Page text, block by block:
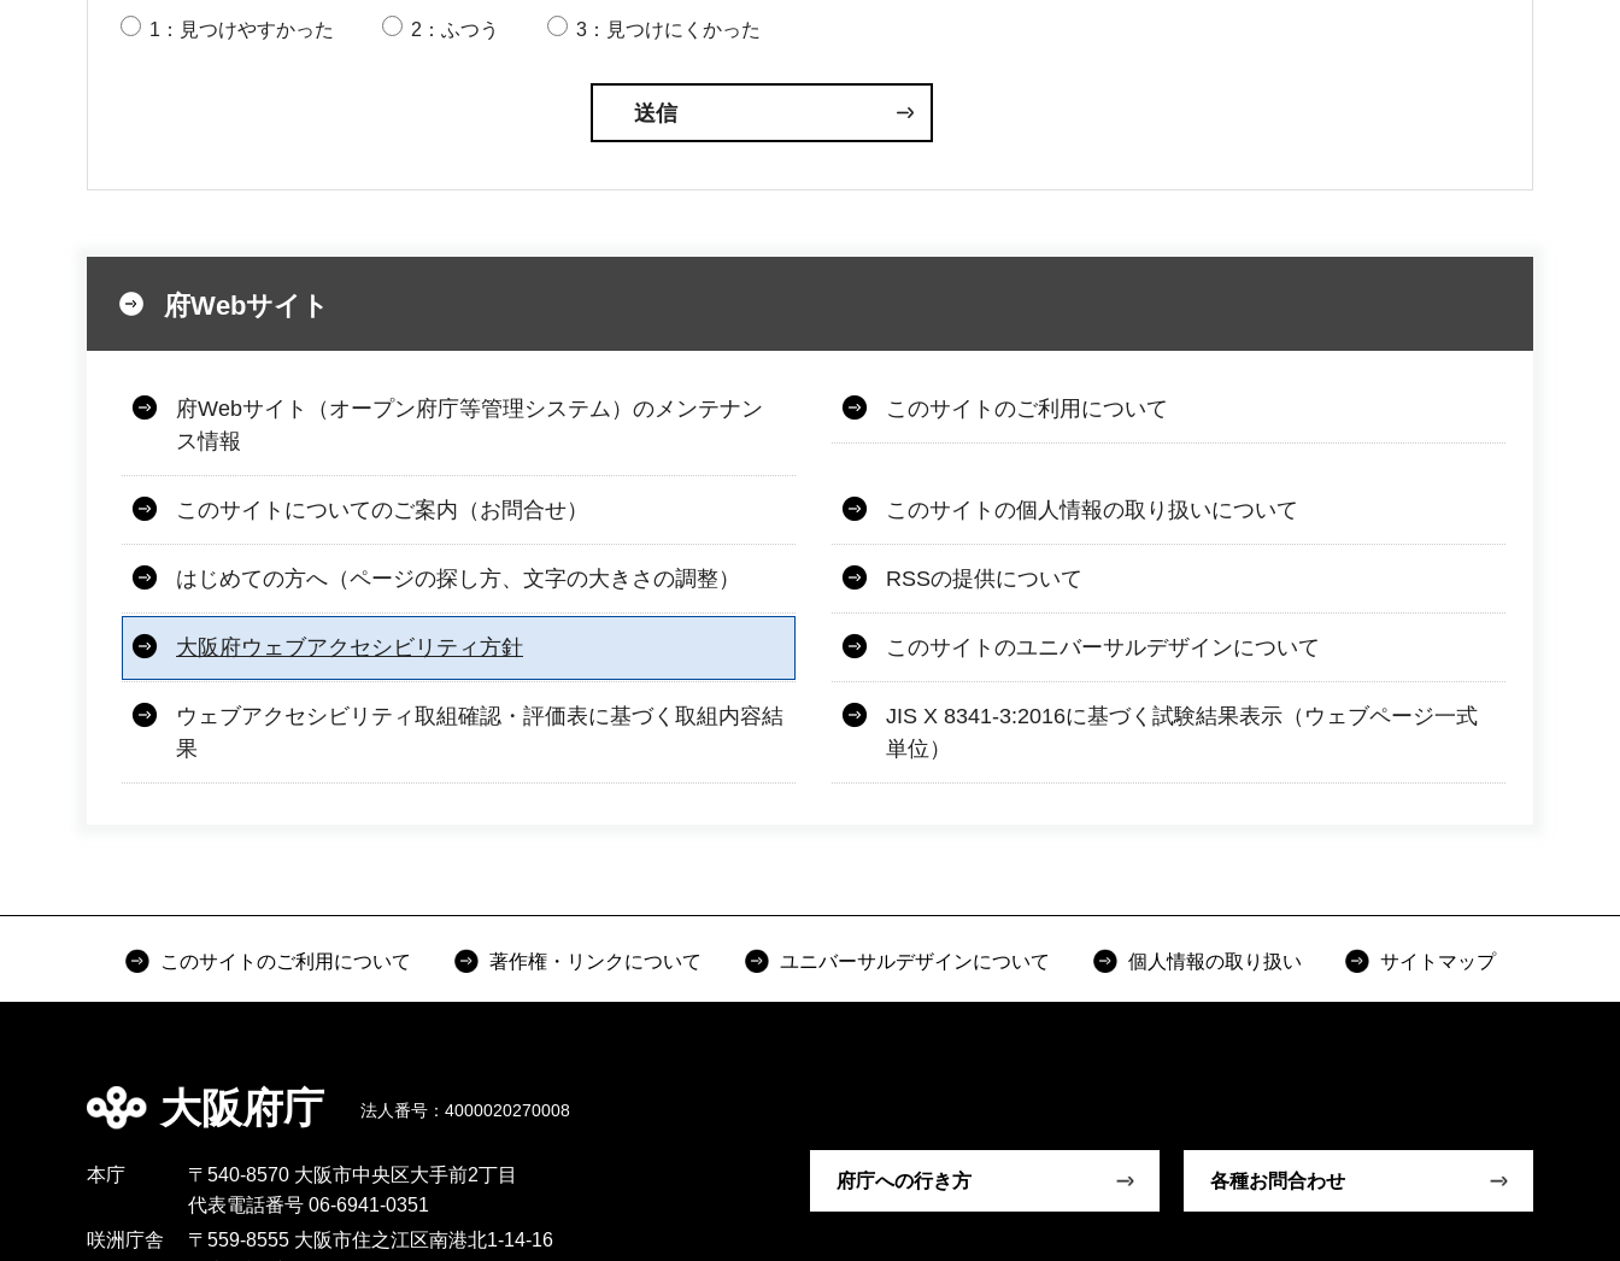
1：見つけやすかった 2：ふつう 3：見つけにくかった
府Webサイト
府Webサイト（オープン府庁等管理システム）のメンテナン
ス情報
このサイトのご利用について
このサイトについてのご案内（お問合せ） このサイトの個人情報の取り扱いについて
はじめての方へ（ページの探し方、文字の大きさの調整） RSSの提供について
大阪府ウェブアクセシビリティ方針 このサイトのユニバーサルデザインについて
ウェブアクセシビリティ取組確認・評価表に基づく取組内容結
果
JIS X 8341-3:2016に基づく試験結果表示（ウェブページ一式
単位）
このサイトのご利用について 著作権・リンクについて ユニバーサルデザインについて 個人情報の取り扱い サイトマップ
大阪府庁 法人番号：4000020270008
本庁
〒540-8570 大阪市中央区大手前2丁目
代表電話番号 06-6941-0351
咲洲庁舎
〒559-8555 大阪市住之江区南港北1-14-16
府庁への行き方 各種お問合わせ